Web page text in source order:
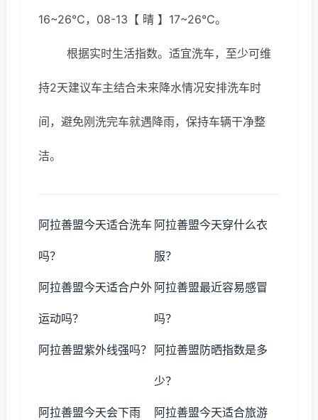
16~26℃，08-13【 晴 】17~26℃。
根据实时生活指数。适宜洗车，至少可维
持2天建议车主结合未来降水情况安排洗车时
间，避免刚洗完车就遇降雨，保持车辆干净整
洁。
阿拉善盟今天适合洗车
吗？
阿拉善盟今天穿什么衣
服？
阿拉善盟今天适合户外
运动吗？
阿拉善盟最近容易感冒
吗？
阿拉善盟紫外线强吗？ 阿拉善盟防晒指数是多
少？
阿拉善盟今天会下雨 阿拉善盟今天适合旅游